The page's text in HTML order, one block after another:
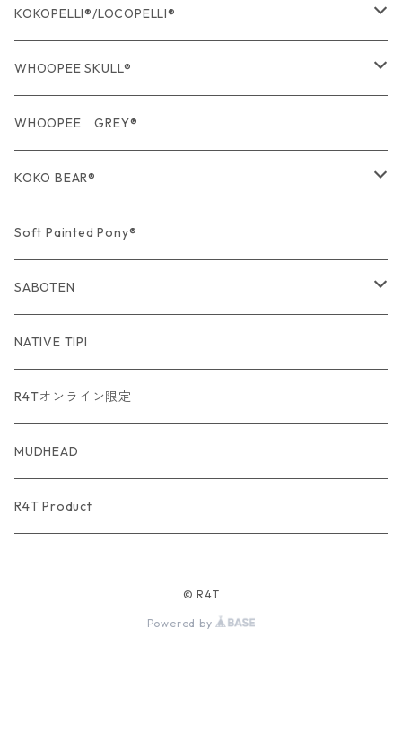
KOKOPELLI®/LOCOPELLI®
USA Fabric series数量限定
期間限定商品
WHOOPEE SKULL®
USA Fabric series数量限定
期間限定商品
WHOOPEE GREY®
KOKO BEAR®
USA Fabric series数量限定
Soft Painted Pony®
SABOTEN
USA Fabric series数量限定
NATIVE TIPI
R4Tオンライン限定
MUDHEAD
R4T Product
© R4T
Powered by